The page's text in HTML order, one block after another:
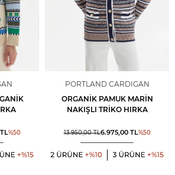
%50
PORTLAND CARDIGAN
ORGANIK PAMUK MARIN
NAKIŞLI TRIKO HIRKA
13.950,00TL6.975,00TL%50